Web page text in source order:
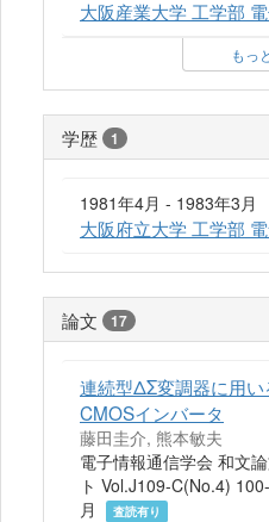
大阪産業大学 工学部
もっ
学歴 1
1981年4月 - 1983年3月
大阪府立大学 工学部
論文 17
連続型ΔΣ変調器に用い
CMOSインバータ
藤田圭介, 熊本敏夫
電子情報通信学会 和文
ト Vol.J109-C(No.4)
月
査読有り